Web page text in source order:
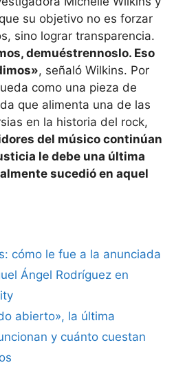
su objetivo no es forzar
sino lograr transparencia.
demuéstrennoslo. Eso
, señaló Wilkins. Por
como una pieza de
que alimenta una de las
en la historia del rock,
del músico continúan
le debe una última
sucedió en aquel
cómo le fue a la anunciada
Ángel Rodríguez en
abierto», la última
y cuánto cuestan